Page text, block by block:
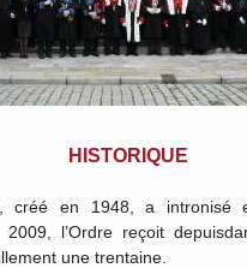
HISTORIQUE
créé en 1948, a intronisé
2009, l’Ordre reçoit
une trentaine.